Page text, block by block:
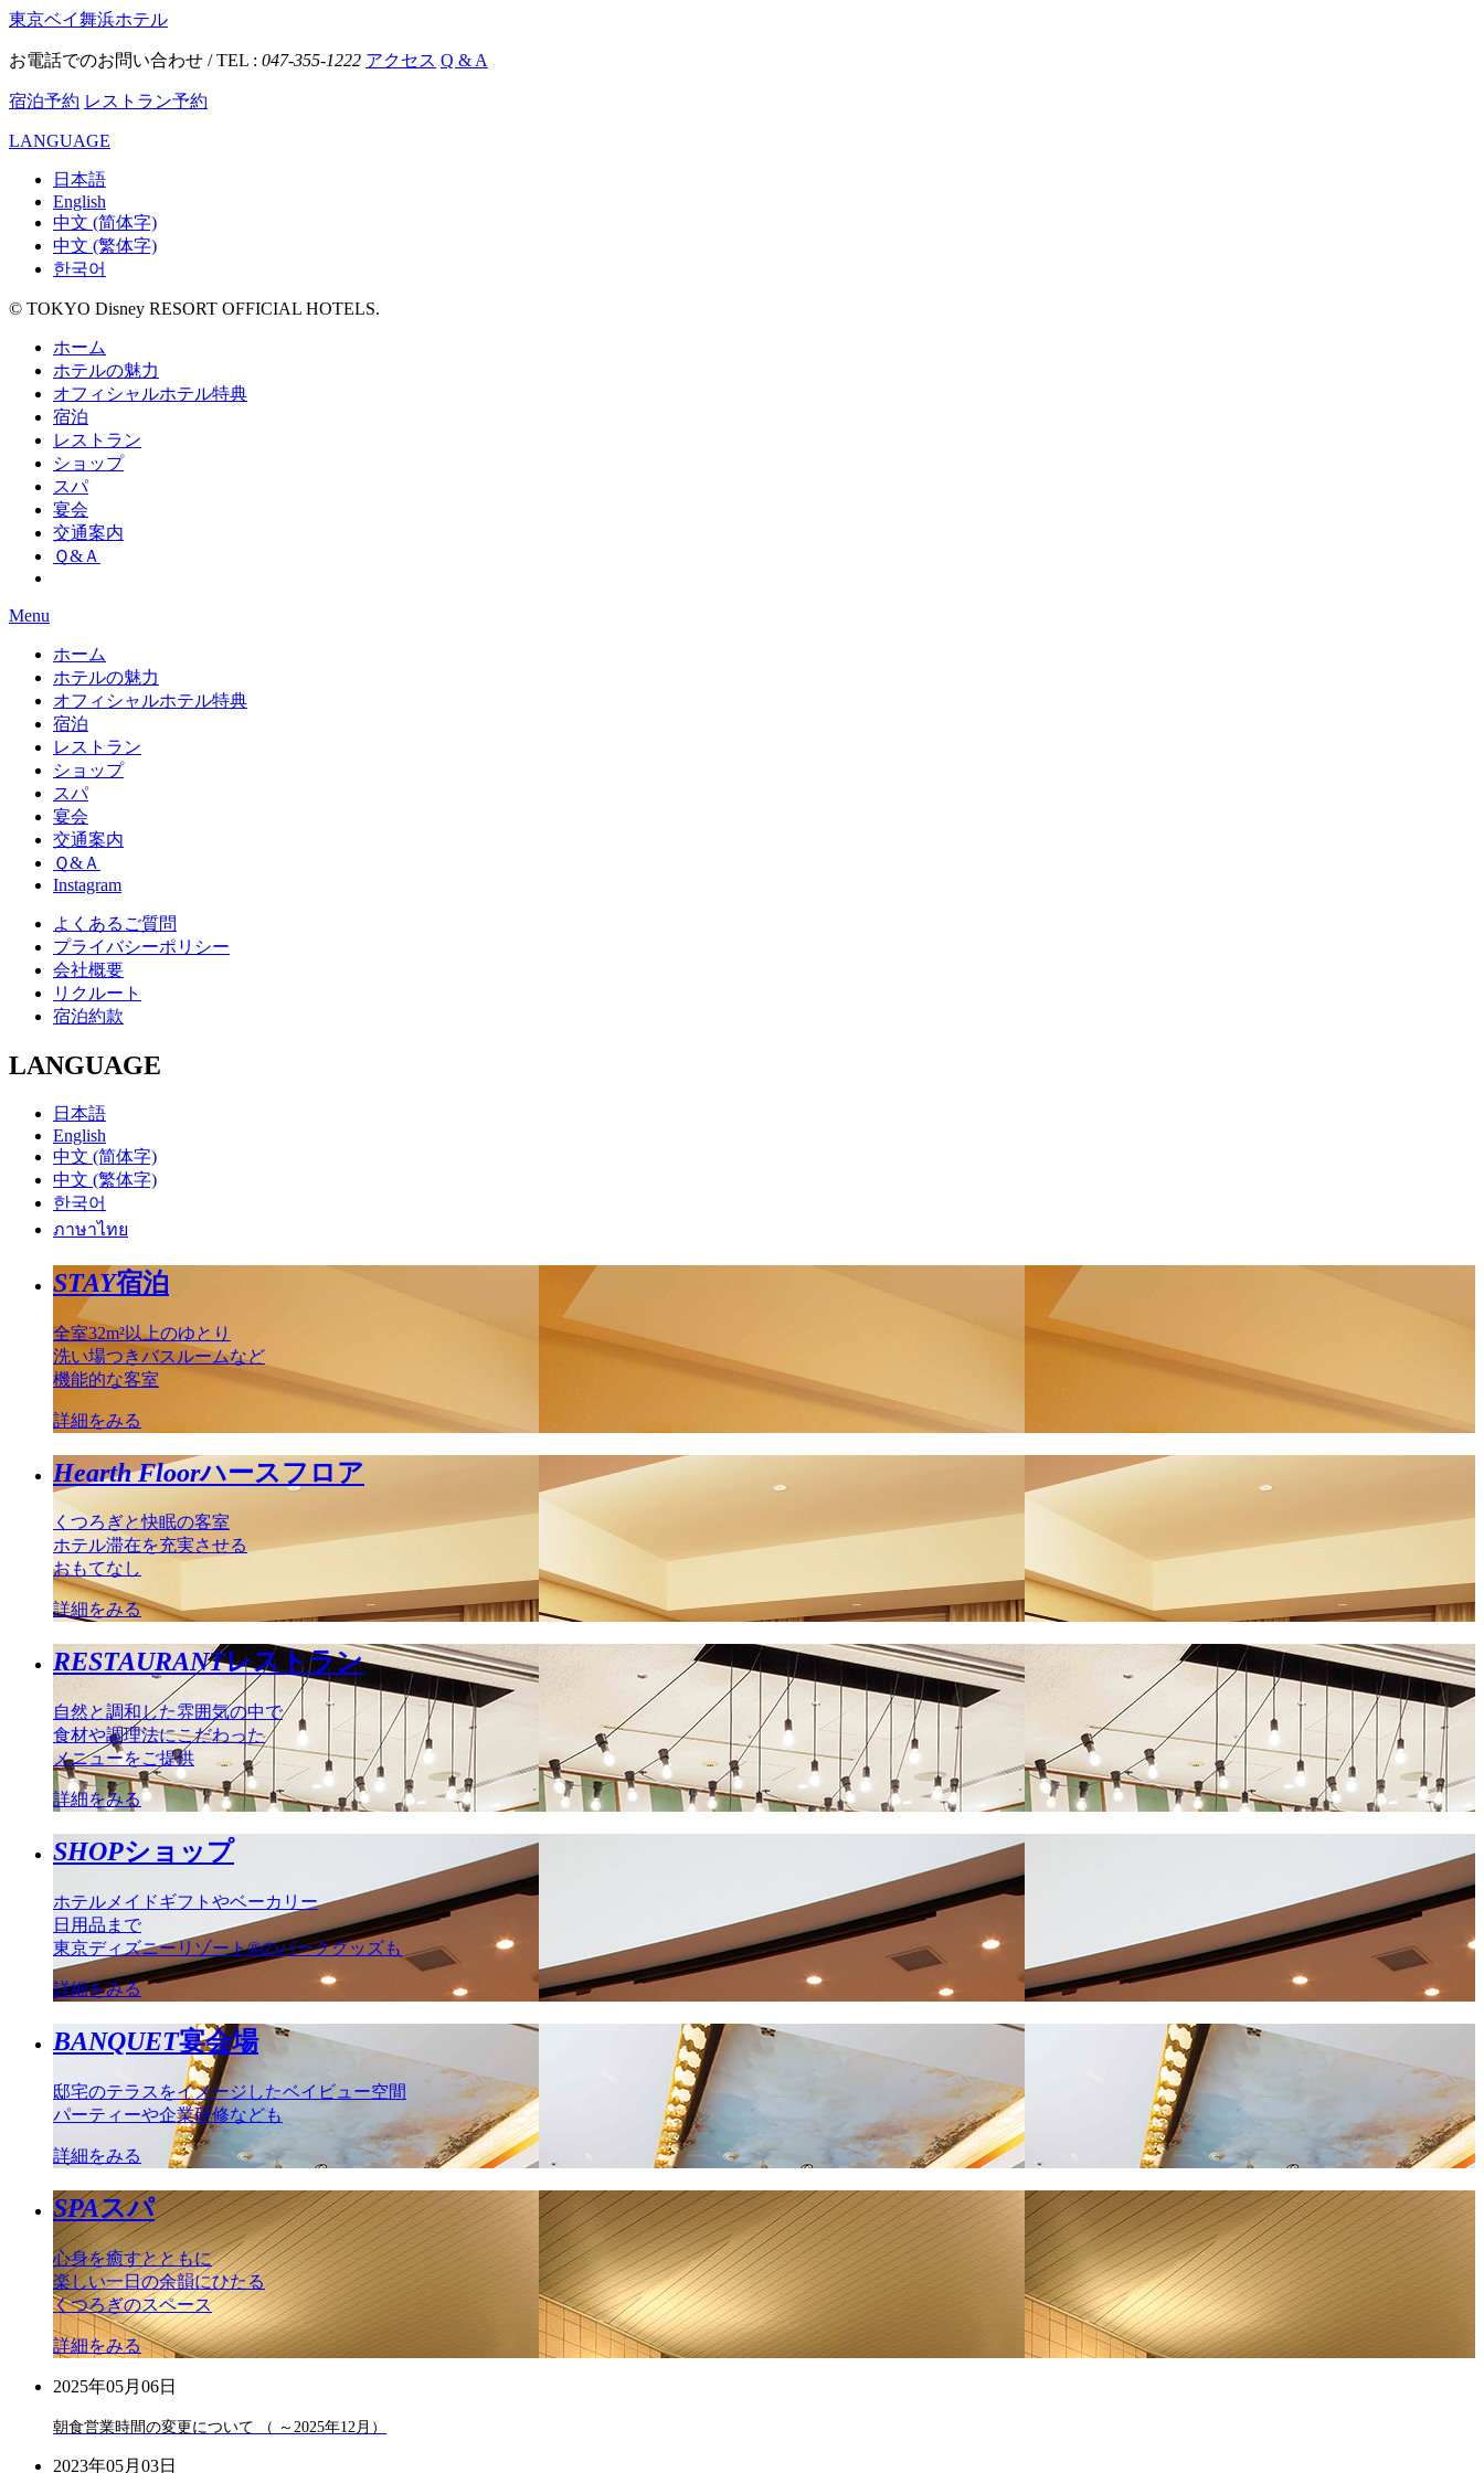
東京ベイ舞浜ホテル
お電話でのお問い合わせ / TEL : 047-355-1222 アクセス Q & A
宿泊予約 レストラン予約
LANGUAGE
日本語
English
中文 (简体字)
中文 (繁体字)
한국어
© TOKYO Disney RESORT OFFICIAL HOTELS.
ホーム
ホテルの魅力
オフィシャルホテル特典
宿泊
レストラン
ショップ
スパ
宴会
交通案内
Ｑ&Ａ
Menu
ホーム
ホテルの魅力
オフィシャルホテル特典
宿泊
レストラン
ショップ
スパ
宴会
交通案内
Ｑ&Ａ
Instagram
よくあるご質問
プライバシーポリシー
会社概要
リクルート
宿泊約款
LANGUAGE
日本語
English
中文 (简体字)
中文 (繁体字)
한국어
ภาษาไทย
STAY宿泊
全室32m²以上のゆとり
洗い場つきバスルームなど
機能的な客室
詳細をみる
Hearth Floorハースフロア
くつろぎと快眠の客室
ホテル滞在を充実させる
おもてなし
詳細をみる
RESTAURANTレストラン
自然と調和した雰囲気の中で
食材や調理法にこだわった
メニューをご提供
詳細をみる
SHOPショップ
ホテルメイドギフトやベーカリー
日用品まで
東京ディズニーリゾート®のパークグッズも
詳細をみる
BANQUET宴会場
邸宅のテラスをイメージしたベイビュー空間
パーティーや企業研修なども
詳細をみる
SPAスパ
心身を癒すとともに
楽しい一日の余韻にひたる
くつろぎのスペース
詳細をみる
2025年05月06日
朝食営業時間の変更について （ ～2025年12月）
2023年05月03日